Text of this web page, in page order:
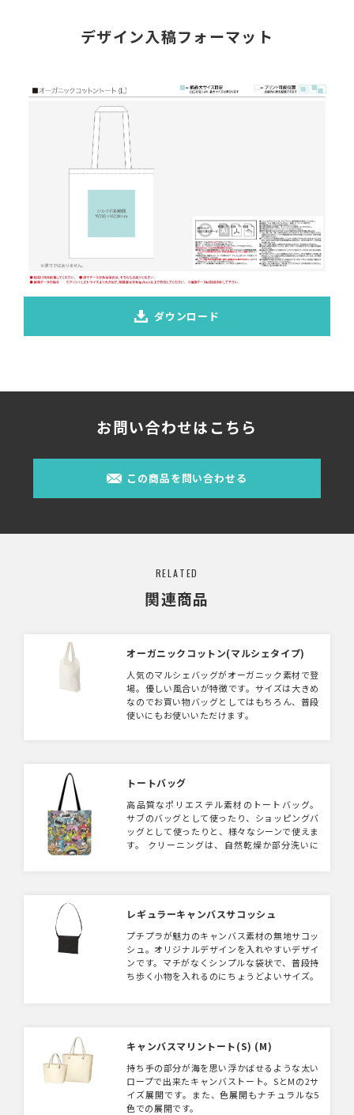
デザイン入稿フォーマット
ダウンロード
お問い合わせはこちら
この商品を問い合わせる
RELATED
関連商品
オーガニックコットン(マルシェタイプ)
人気のマルシェバッグがオーガニック素材で登
場。優しい風合いが特徴です。サイズは大きめ
なのでお買い物バッグとしてはもちろん、普段
使いにもお使いいただけます。
トートバッグ
高品質なポリエステル素材のトートバッグ。
サブのバッグとして使ったり、ショッピングバ
ッグとして使ったりと、様々なシーンで使えま
す。 クリーニングは、自然乾燥か部分洗いに
レギュラーキャンバスサコッシュ
プチプラが魅力のキャンバス素材の無地サコッ
シュ。オリジナルデザインを入れやすいデザイ
ンです。マチがなくシンプルな袋状で、普段持
ち歩く小物を入れるのにちょうどよいサイズ。
キャンバスマリントート(S) (M)
持ち手の部分が海を思い浮かばせるような太い
ロープで出来たキャンバストート。SとMの2サ
イズ展開です。また、色展開もナチュラルな5
色での展開です。